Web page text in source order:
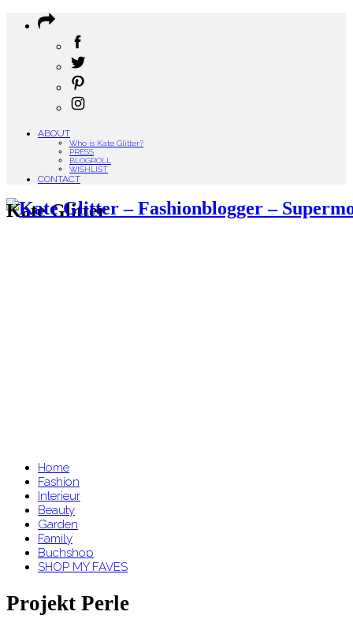
ABOUT
Who is Kate Glitter?
PRESS
BLOGROLL
WISHLIST
CONTACT
Kate Glitter
Home
Fashion
Interieur
Beauty
Garden
Family
Buchshop
SHOP MY FAVES
Projekt Perle